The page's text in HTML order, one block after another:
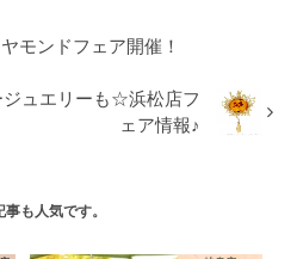
モンドフェア開催！
ュエリーも☆浜松店フ
ェア情報♪
も人気です。